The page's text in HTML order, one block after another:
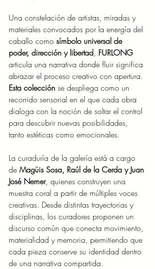
Una constelación de artistas, miradas y
materiales convocados por la energía del
caballo como símbolo universal de
poder, dirección y libertad, FURLONG
articula una narrativa donde fluir significa
abrazar el proceso creativo con apertura.
Esta colección se despliega como un
recorrido sensorial en el que cada obra
dialoga con la noción de soltar el control
para descubrir nuevas posibilidades,
tanto estéticas como emocionales.
La curaduría de la galería está a cargo
de Magüis Sosa, Raúl de la Cerda y Juan
José Nemer, quienes construyen una
muestra coral a partir de múltiples voces
creativas. Desde distintas trayectorias y
disciplinas, los curadores proponen un
discurso común que conecta movimiento,
materialidad y memoria, permitiendo que
cada pieza conserve su identidad dentro
de una narrativa compartida.